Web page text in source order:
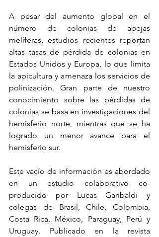
A pesar del aumento global en el
número de colonias de abejas
melíferas, estudios recientes reportan
altas tasas de pérdida de colonias en
Estados Unidos y Europa, lo que limita
la apicultura y amenaza los servicios de
polinización. Gran parte de nuestro
conocimiento sobre las pérdidas de
colonias se basa en investigaciones del
hemisferio norte, mientras que se ha
logrado un menor avance para el
hemisferio sur.
Este vacío de información es abordado
en un estudio colaborativo co-
producido por Lucas Garibaldi y
colegas de Brasil, Chile, Colombia,
Costa Rica, México, Paraguay, Perú y
Uruguay. Publicado en la revista